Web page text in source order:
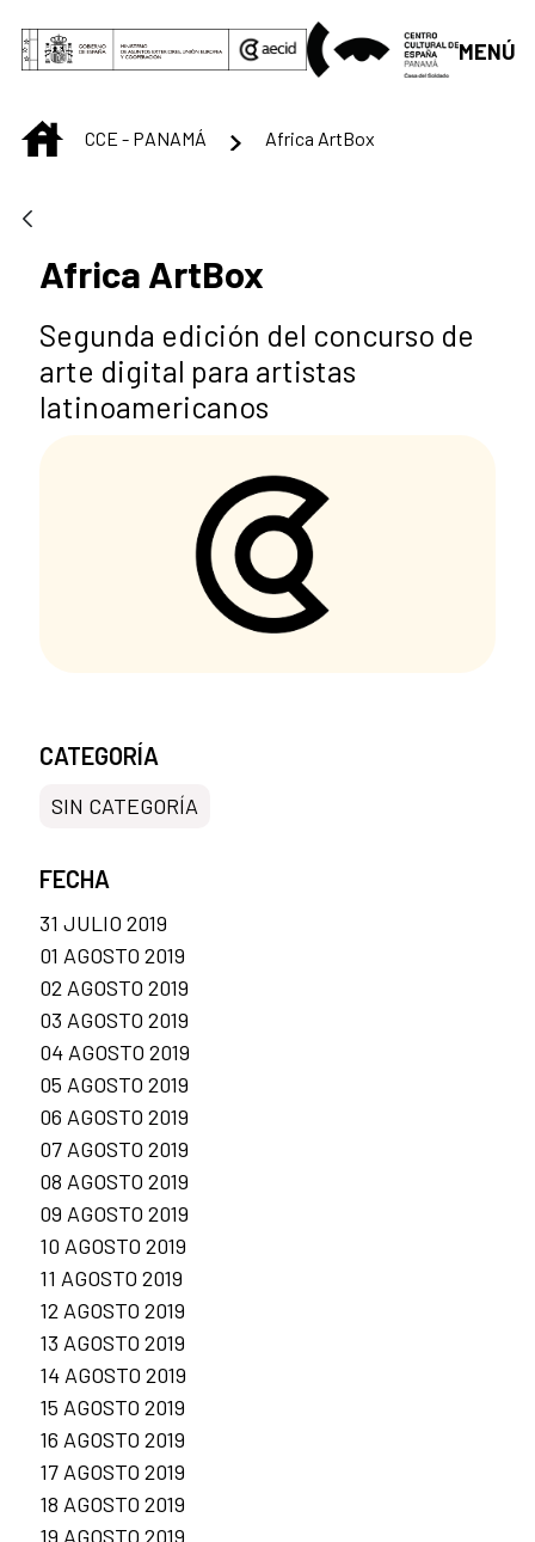
Saltar al contenido principal
MENÚ
INICIOCCE - PANAMÁ Africa ArtBox
Africa ArtBox
Segunda edición del concurso de
arte digital para artistas
latinoamericanos
CATEGORÍA
SIN CATEGORÍA
FECHA
31 JULIO 2019
01 AGOSTO 2019
02 AGOSTO 2019
03 AGOSTO 2019
04 AGOSTO 2019
05 AGOSTO 2019
06 AGOSTO 2019
07 AGOSTO 2019
08 AGOSTO 2019
09 AGOSTO 2019
10 AGOSTO 2019
11 AGOSTO 2019
12 AGOSTO 2019
13 AGOSTO 2019
14 AGOSTO 2019
15 AGOSTO 2019
16 AGOSTO 2019
17 AGOSTO 2019
18 AGOSTO 2019
19 AGOSTO 2019